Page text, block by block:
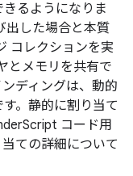
るようになりま
出した場合と本質
コレクションを実
とメモリを共有で
ディングは、動的
。静的に割り当て
コード用
ての詳細について